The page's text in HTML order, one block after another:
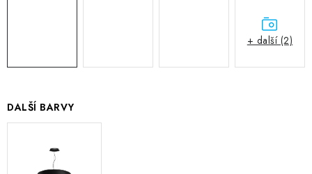
DALŠÍ BARVY
+ další (2)